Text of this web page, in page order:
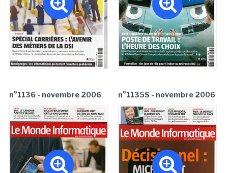
n°1136 - novembre 2006 n°1135S - novembre 2006